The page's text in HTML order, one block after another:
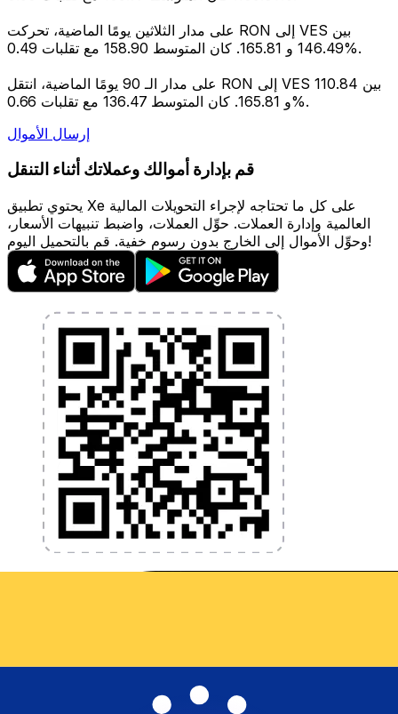
على مدار الثلاثين يومًا الماضية، تحركت RON إلى VES بين
146.49 و 165.81. كان المتوسط 158.90 مع تقلبات 0.49%.
على مدار الـ 90 يومًا الماضية، انتقل RON إلى VES بين 110.84
و 165.81. كان المتوسط 136.47 مع تقلبات 0.66%.
إرسال الأموال
قم بإدارة أموالك وعملاتك أثناء التنقل
يحتوي تطبيق Xe على كل ما تحتاجه لإجراء التحويلات المالية
العالمية وإدارة العملات. حوِّل العملات، واضبط تنبيهات الأسعار،
وحوِّل الأموال إلى الخارج بدون رسوم خفية. قم بالتحميل اليوم!